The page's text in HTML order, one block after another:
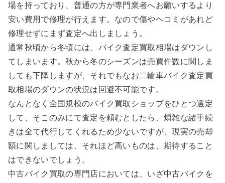
場を持っており、普通の方が専門業者へお願いするより
安い費用で修理が行えます。なので傷やヘコミがあれど
修理せずにまず査定へ出しましょう。
通常秋頃から冬頃には、バイク査定買取相場はダウンし
てしまいます。秋から冬のシーズンは売買件数に関しま
しても下降しますが、それでもなお二輪車バイク査定買
取相場のダウンの状況は回避不可能です。
なんとなく全国規模のバイク買取ショップをひとつ選定
して、そこのみにて査定を頼むとしたら、煩雑な諸手続
きは全て代行してくれるため少ないですが、現実の売却
額に関しましては、それほど高いものは、期待すること
はできないでしょう。
中古バイク買取の専門店においては、いざ中古バイクを